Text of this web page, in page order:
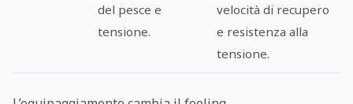
del pesce e
tensione.
velocità di recupero
e resistenza alla
tensione.